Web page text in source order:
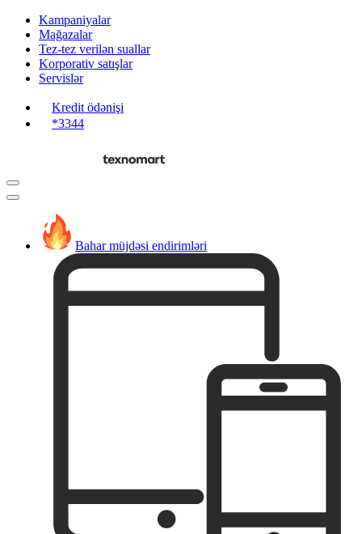
Kampaniyalar
Mağazalar
Tez-tez verilən suallar
Korporativ satışlar
Servislər
Kredit ödənişi
*3344
Bahar müjdəsi endirimləri